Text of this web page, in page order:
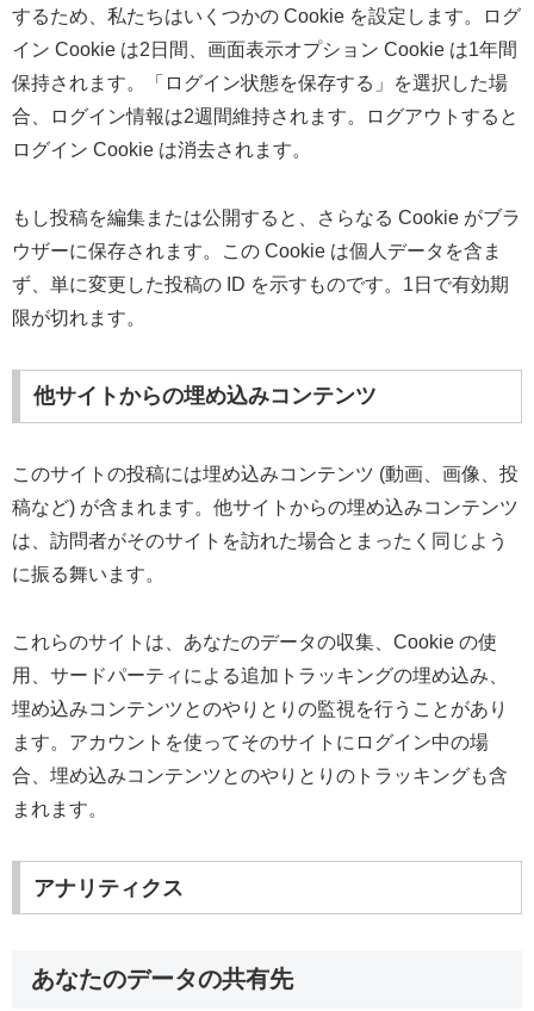
するため、私たちはいくつかの Cookie を設定します。ログ
イン Cookie は2日間、画面表示オプション Cookie は1年間
保持されます。「ログイン状態を保存する」を選択した場
合、ログイン情報は2週間維持されます。ログアウトすると
ログイン Cookie は消去されます。
もし投稿を編集または公開すると、さらなる Cookie がブラ
ウザーに保存されます。この Cookie は個人データを含ま
ず、単に変更した投稿の ID を示すものです。1日で有効期
限が切れます。
他サイトからの埋め込みコンテンツ
このサイトの投稿には埋め込みコンテンツ (動画、画像、投
稿など) が含まれます。他サイトからの埋め込みコンテンツ
は、訪問者がそのサイトを訪れた場合とまったく同じよう
に振る舞います。
これらのサイトは、あなたのデータの収集、Cookie の使
用、サードパーティによる追加トラッキングの埋め込み、
埋め込みコンテンツとのやりとりの監視を行うことがあり
ます。アカウントを使ってそのサイトにログイン中の場
合、埋め込みコンテンツとのやりとりのトラッキングも含
まれます。
アナリティクス
あなたのデータの共有先